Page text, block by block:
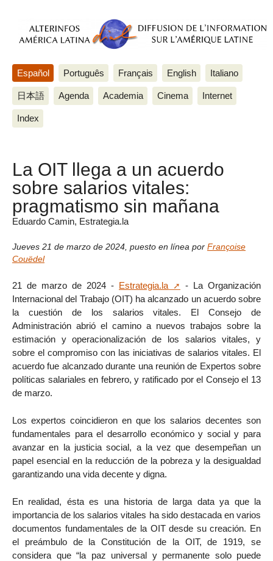
Español Português Français English Italiano
日本語 Agenda Academia Cinema Internet
Index
La OIT llega a un acuerdo
sobre salarios vitales:
pragmatismo sin mañana
Eduardo Camin, Estrategia.la
Jueves 21 de marzo de 2024 puesto en línea por Françoise
Couëdel
21 de marzo de 2024 - Estrategia.la
- La Organización
Internacional del Trabajo (OIT) ha alcanzado un acuerdo sobre
la cuestión de los salarios vitales. El Consejo de
Administración abrió el camino a nuevos trabajos sobre la
estimación y operacionalización de los salarios vitales, y
sobre el compromiso con las iniciativas de salarios vitales. El
acuerdo fue alcanzado durante una reunión de Expertos sobre
políticas salariales en febrero, y ratificado por el Consejo el 13
de marzo.
Los expertos coincidieron en que los salarios decentes son
fundamentales para el desarrollo económico y social y para
avanzar en la justicia social, a la vez que desempeñan un
papel esencial en la reducción de la pobreza y la desigualdad
garantizando una vida decente y digna.
En realidad, ésta es una historia de larga data ya que la
importancia de los salarios vitales ha sido destacada en varios
documentos fundamentales de la OIT desde su creación. En
el preámbulo de la Constitución de la OIT, de 1919, se
considera que “la paz universal y permanente solo puede